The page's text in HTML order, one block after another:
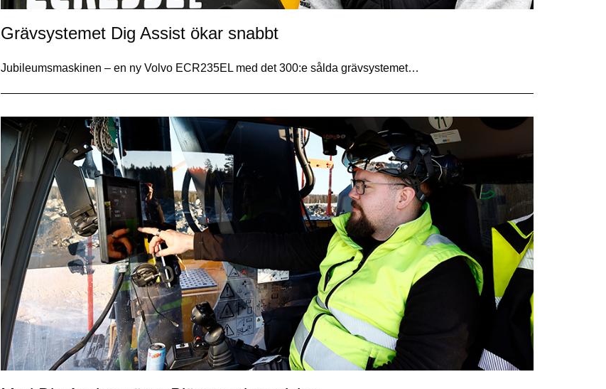
Grävsystemet Dig Assist ökar snabbt
Jubileumsmaskinen – en ny Volvo ECR235EL med det 300:e sålda grävsystemet…